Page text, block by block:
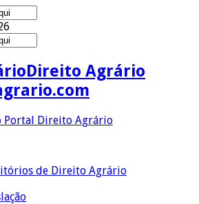
Direito Agrário
de Direito Agrário